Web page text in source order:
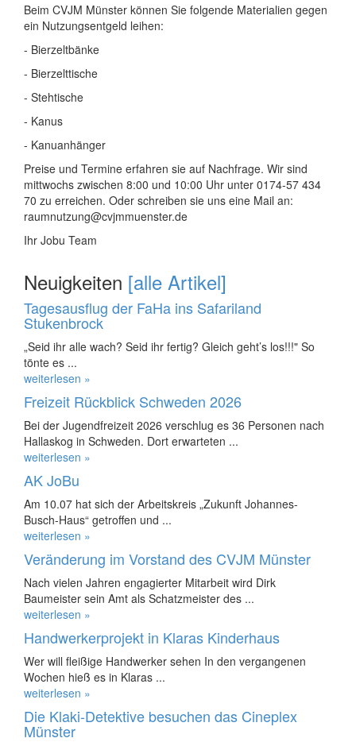
Beim CVJM Münster können Sie folgende Materialien gegen
ein Nutzungsentgeld leihen:
- Bierzeltbänke
- Bierzelttische
- Stehtische
- Kanus
- Kanuanhänger
Preise und Termine erfahren sie auf Nachfrage. Wir sind
mittwochs zwischen 8:00 und 10:00 Uhr unter 0174-57 434
70 zu erreichen. Oder schreiben sie uns eine Mail an:
raumnutzung@cvjmmuenster.de
Ihr Jobu Team
Neuigkeiten [alle Artikel]
Tagesausflug der FaHa ins Safariland
Stukenbrock
„Seid ihr alle wach? Seid ihr fertig? Gleich geht’s los!!!" So
tönte es ...
weiterlesen »
Freizeit Rückblick Schweden 2026
Bei der Jugendfreizeit 2026 verschlug es 36 Personen nach
Hallaskog in Schweden. Dort erwarteten ...
weiterlesen »
AK JoBu
Am 10.07 hat sich der Arbeitskreis „Zukunft Johannes-
Busch-Haus“ getroffen und ...
weiterlesen »
Veränderung im Vorstand des CVJM Münster
Nach vielen Jahren engagierter Mitarbeit wird Dirk
Baumeister sein Amt als Schatzmeister des ...
weiterlesen »
Handwerkerprojekt in Klaras Kinderhaus
Wer will fleißige Handwerker sehen In den vergangenen
Wochen hieß es in Klaras ...
weiterlesen »
Die Klaki-Detektive besuchen das Cineplex
Münster